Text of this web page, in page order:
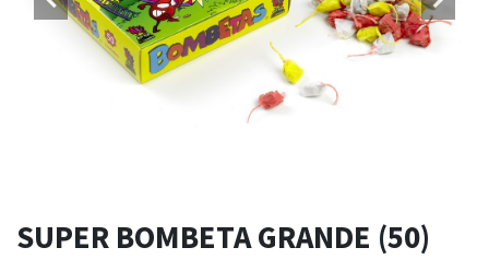
SUPER BOMBETA GRANDE (50)